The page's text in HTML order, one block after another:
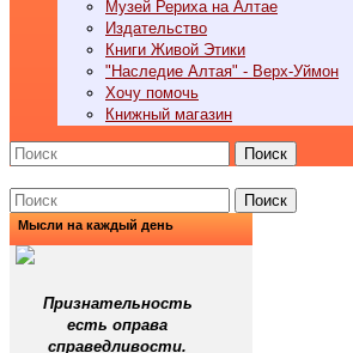
Музей Рериха на Алтае
Издательство
Книги Живой Этики
"Наследие Алтая" - Верх-Уймон
Хочу помочь
Книжный магазин
Поиск
Поиск
Мысли на каждый день
Признательность
есть оправа
справедливости.